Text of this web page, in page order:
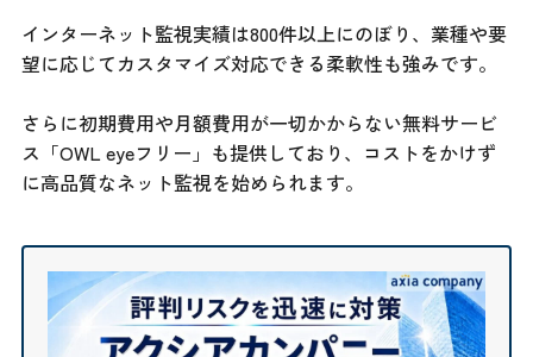
インターネット監視実績は800件以上にのぼり、業種や要
望に応じてカスタマイズ対応できる柔軟性も強みです。
さらに初期費用や月額費用が一切かからない無料サービ
ス「OWL eyeフリー」も提供しており、コストをかけず
に高品質なネット監視を始められます。